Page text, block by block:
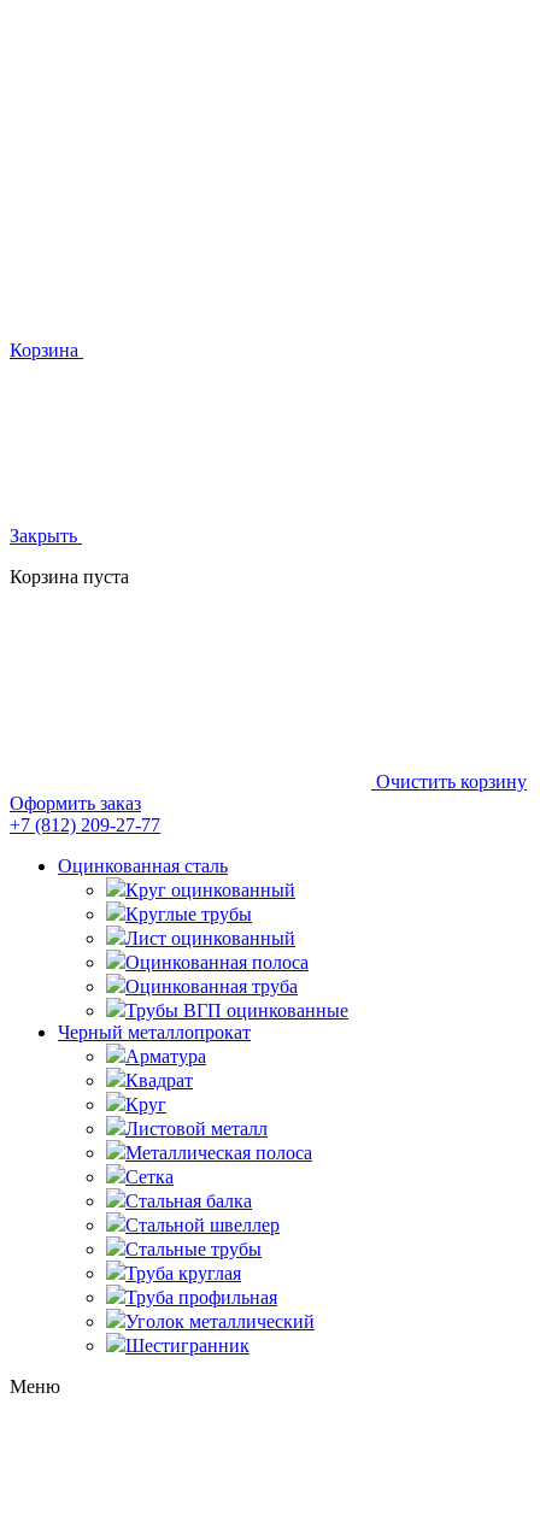
Корзина
Закрыть
Корзина пуста
Очистить корзину
Оформить заказ
+7 (812) 209-27-77
Оцинкованная сталь
Круг оцинкованный
Круглые трубы
Лист оцинкованный
Оцинкованная полоса
Оцинкованная труба
Трубы ВГП оцинкованные
Черный металлопрокат
Арматура
Квадрат
Круг
Листовой металл
Металлическая полоса
Сетка
Стальная балка
Стальной швеллер
Стальные трубы
Труба круглая
Труба профильная
Уголок металлический
Шестигранник
Меню